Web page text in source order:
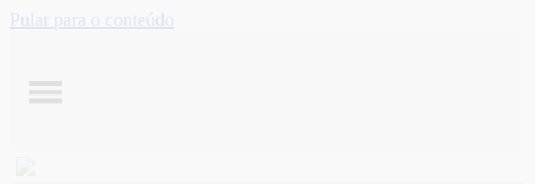
Pular para o conteúdo